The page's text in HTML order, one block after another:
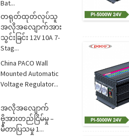
Bat...
တရုတ်ထုတ်လုပ်သူ
အလိုအလျောက်အား
သွင်းခြင်း 12V 10A 7-
Stag...
China PACO Wall
Mounted Automatic
Voltage Regulator...
အလိုအလျောက်
ဗို့အားတည်ငြိမ်မှု –
မီတာပြသမှု 1...